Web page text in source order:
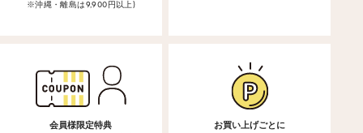
※沖縄・離島は9,900円以上)
会員様限定特典
お買い上げごとに